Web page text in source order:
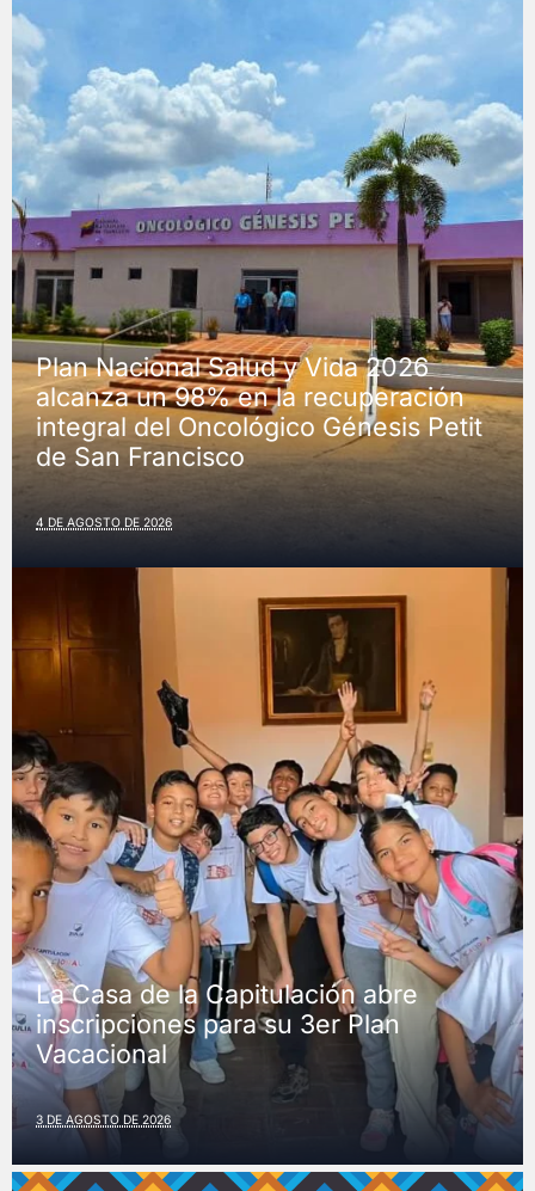
Plan Nacional Salud y Vida 2026
alcanza un 98% en la recuperación
integral del Oncológico Génesis Petit
de San Francisco
4 DE AGOSTO DE 2026
La Casa de la Capitulación abre
inscripciones para su 3er Plan
Vacacional
3 DE AGOSTO DE 2026